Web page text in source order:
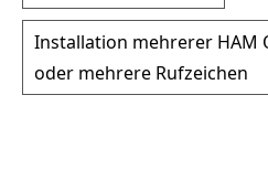
Installation mehrerer HAM
oder mehrere Rufzeichen